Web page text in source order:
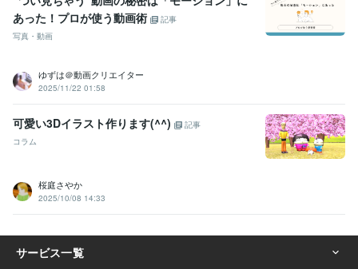
あった！プロが使う動画術
記事
写真・動画
ゆずは＠動画クリエイター
2025/11/22 01:58
可愛い3Dイラスト作ります(^^)
記事
コラム
桜庭さやか
2025/10/08 14:33